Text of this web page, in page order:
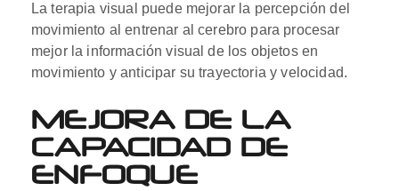
La terapia visual puede mejorar la percepción del
movimiento al entrenar al cerebro para procesar
mejor la información visual de los objetos en
movimiento y anticipar su trayectoria y velocidad.
MEJORA DE LA
CAPACIDAD DE
ENFOQUE